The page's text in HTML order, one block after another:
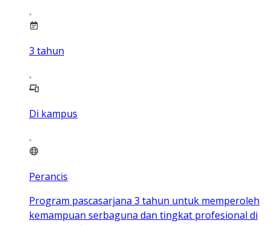
3 tahun
Di kampus
Perancis
Program pascasarjana 3 tahun untuk memperoleh
kemampuan serbaguna dan tingkat profesional di